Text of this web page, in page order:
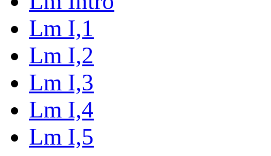
Lm I,1
Lm I,2
Lm I,3
Lm I,4
Lm I,5